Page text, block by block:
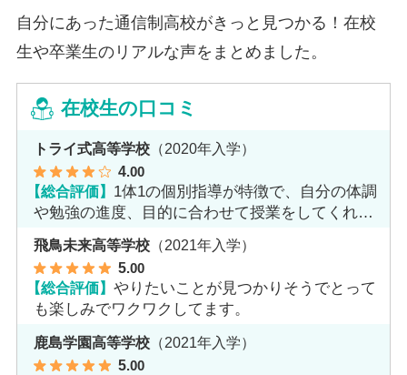
自分にあった通信制高校がきっと見つかる！在校
生や卒業生のリアルな声をまとめました。
在校生の口コミ
トライ式高等学校 （2020年入学）
4.00
【総合評価】 1体1の個別指導が特徴で、自分の体調
や勉強の進度、目的に合わせて授業をしてくれま
飛鳥未来高等学校 （2021年入学）
5.00
【総合評価】やりたいことが見つかりそうでとって
も楽しみでワクワクしてます。
鹿島学園高等学校 （2021年入学）
5.00